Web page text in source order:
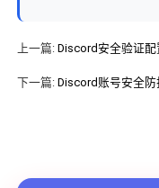
上一篇: Discord安全验证
下一篇: Discord账号安全